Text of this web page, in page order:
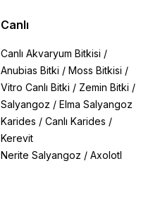
Canlı
Canlı Akvaryum Bitkisi /
Anubias Bitki / Moss Bitkisi /
Vitro Canlı Bitki / Zemin Bitki /
Salyangoz / Elma Salyangoz
Karides / Canlı Karides /
Kerevit
Nerite Salyangoz / Axolotl